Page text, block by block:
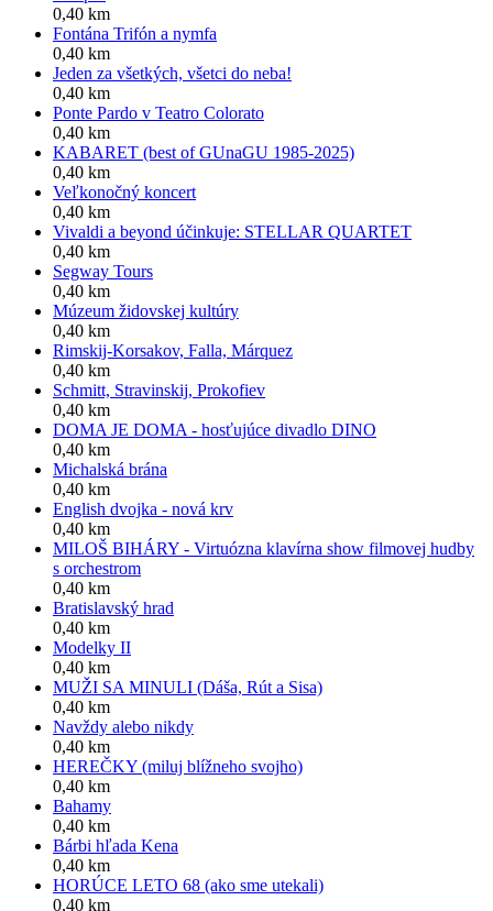
0,40 km
Fontána Trifón a nymfa
0,40 km
Jeden za všetkých, všetci do neba!
0,40 km
Ponte Pardo v Teatro Colorato
0,40 km
KABARET (best of GUnaGU 1985-2025)
0,40 km
Veľkonočný koncert
0,40 km
Vivaldi a beyond účinkuje: STELLAR QUARTET
0,40 km
Segway Tours
0,40 km
Múzeum židovskej kultúry
0,40 km
Rimskij-Korsakov, Falla, Márquez
0,40 km
Schmitt, Stravinskij, Prokofiev
0,40 km
DOMA JE DOMA - hosťujúce divadlo DINO
0,40 km
Michalská brána
0,40 km
English dvojka - nová krv
0,40 km
MILOŠ BIHÁRY - Virtuózna klavírna show filmovej hudby
s orchestrom
0,40 km
Bratislavský hrad
0,40 km
Modelky II
0,40 km
MUŽI SA MINULI (Dáša, Rút a Sisa)
0,40 km
Navždy alebo nikdy
0,40 km
HEREČKY (miluj blížneho svojho)
0,40 km
Bahamy
0,40 km
Bárbi hľada Kena
0,40 km
HORÚCE LETO 68 (ako sme utekali)
0,40 km